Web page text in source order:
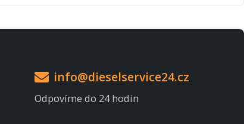
info@dieselservice24.cz
Odpovíme do 24 hodin